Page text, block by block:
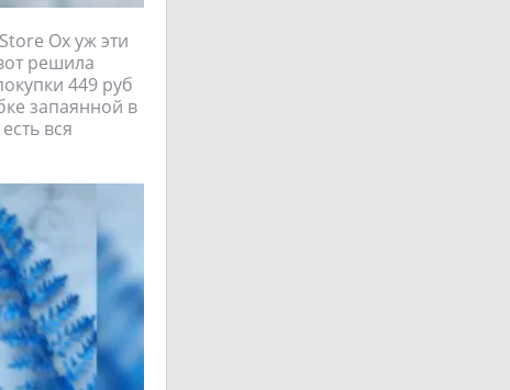
Ох уж эти
решила
449 руб
запаянной в
вся